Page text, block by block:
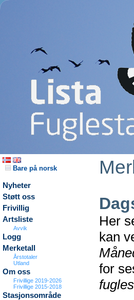
Bare på norsk
Nyheter
Støtt oss
Frivillig
Artsliste
Avvik
Logg
Merketall
Årstotaler
Utland
Om oss
Frivillige 2019-2026
Frivillige 2015-2018
Stasjonsområde
Her
kan
for